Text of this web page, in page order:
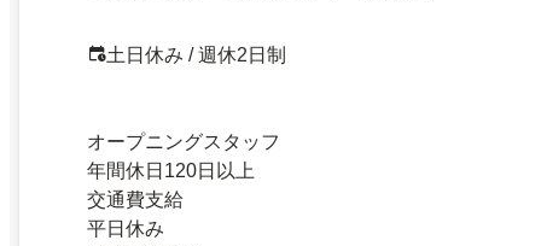
土日休み / 週休2日制
オープニングスタッフ
年間休日120日以上
交通費支給
平日休み